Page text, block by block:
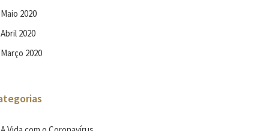
Maio 2020
Abril 2020
Março 2020